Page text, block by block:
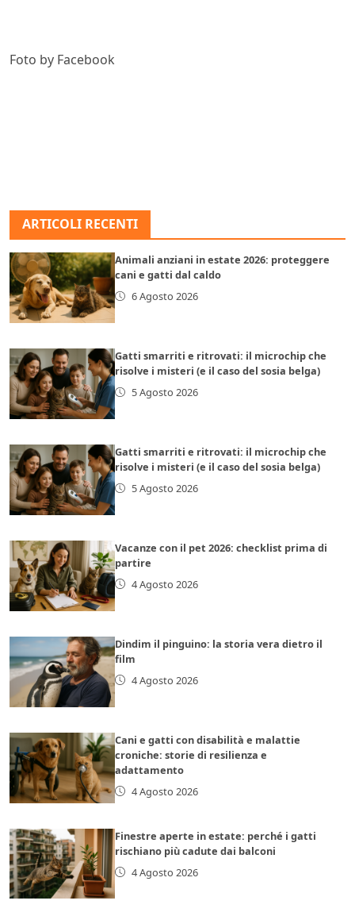
Foto by Facebook
ARTICOLI RECENTI
Animali anziani in estate 2026: proteggere
cani e gatti dal caldo
6 Agosto 2026
Gatti smarriti e ritrovati: il microchip che
risolve i misteri (e il caso del sosia belga)
5 Agosto 2026
Gatti smarriti e ritrovati: il microchip che
risolve i misteri (e il caso del sosia belga)
5 Agosto 2026
Vacanze con il pet 2026: checklist prima di
partire
4 Agosto 2026
Dindim il pinguino: la storia vera dietro il
film
4 Agosto 2026
Cani e gatti con disabilità e malattie
croniche: storie di resilienza e
adattamento
4 Agosto 2026
Finestre aperte in estate: perché i gatti
rischiano più cadute dai balconi
4 Agosto 2026